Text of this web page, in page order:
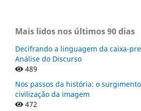
Mais lidos nos últimos 90 dias
Decifrando a linguagem da caixa-
Análise do Discurso
489
Nos passos da história: o
civilização da imagem
472